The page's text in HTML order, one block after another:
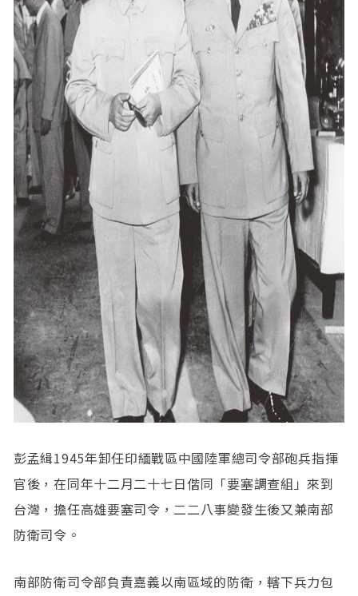
彭孟緝1945年卸任印緬戰區中國陸軍總司令部砲兵指揮
官後，在同年十二月二十七日偕同「要塞調查組」來到
台灣，擔任高雄要塞司令，二二八事變發生後又兼南部
防衛司令。
南部防衛司令部負責嘉義以南區域的防衛，轄下兵力包